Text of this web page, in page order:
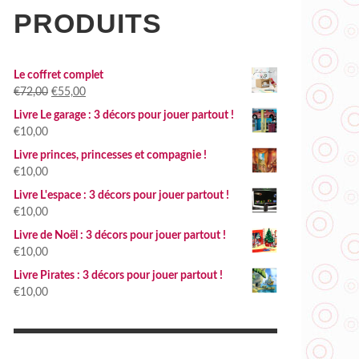
PRODUITS
Le coffret complet
€72,00 Le
€72,00.
€55,00Le
prix
€55,00.
Livre Le garage : 3 décors pour jouer partout !
€10,00
Livre princes, princesses et compagnie !
€10,00
Livre L'espace : 3 décors pour jouer partout !
€10,00
Livre de Noël : 3 décors pour jouer partout !
€10,00
Livre Pirates : 3 décors pour jouer partout !
€10,00